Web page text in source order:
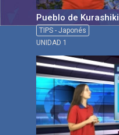
Pueblo de Kurashiki
TIPS - Japonés
UNIDAD 1